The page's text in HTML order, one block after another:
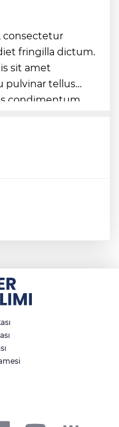
ayda 138,7 milyon
Sarısu Gençlik
consectetur
fringilla dictum.
sit amet
pulvinar tellus
condimentum
sapien. Praese